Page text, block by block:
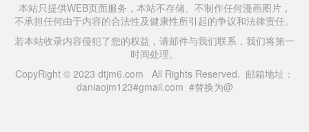
本站只提供WEB页面服务，本站不存储、不制作任何漫画图片，
不承担任何由于内容的合法性及健康性所引起的争议和法律责任。
若本站收录内容侵犯了您的权益，请邮件与我们联系，我们将第一
时间处理。
CopyRight © 2023 dtjm6.com All Rights Reserved. 邮箱地址：
daniaojm123#gmail.com #替换为@